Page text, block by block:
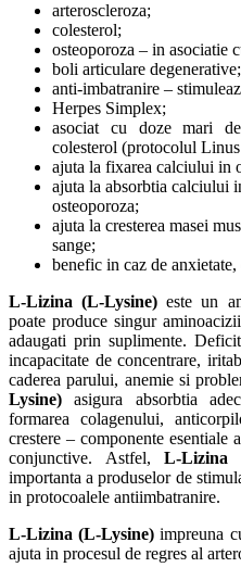
arteroscleroza;
colesterol;
osteoporoza – in asociatie
boli articulare degenerative;
anti-imbatranire –
Herpes Simplex;
asociat cu doze mari
colesterol (protocolul
ajuta la fixarea calciului in
ajuta la absorbtia calciului
osteoporoza;
ajuta la cresterea masei
sange;
benefic in caz de anxietate,
L-Lizina (L-Lysine) este un
poate produce singur
adaugati prin suplimente.
incapacitate de concentrare,
caderea parului, anemie si
Lysine) asigura absorbtia
formarea colagenului,
crestere – componente esentiale
conjunctive. Astfel,L-Lizina
importanta a produselor de
in protocoalele antiimbatranire.
L-Lizina (L-Lysine) impreuna
ajuta in procesul de regres al